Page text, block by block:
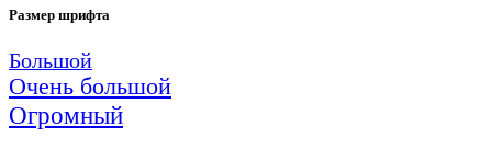
Размер шрифта
Большой
Очень большой
Огромный